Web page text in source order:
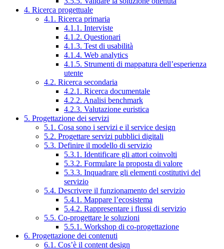
4. Ricerca progettuale
4.1. Ricerca primaria
4.1.1. Interviste
4.1.2. Questionari
4.1.3. Test di usabilità
4.1.4. Web analytics
4.1.5. Strumenti di mappatura dell’esperienza
utente
4.2. Ricerca secondaria
4.2.1. Ricerca documentale
4.2.2. Analisi benchmark
4.2.3. Valutazione euristica
5. Progettazione dei servizi
5.1. Cosa sono i servizi e il service design
5.2. Progettare servizi pubblici digitali
5.3. Definire il modello di servizio
5.3.1. Identificare gli attori coinvolti
5.3.2. Formulare la proposta di valore
5.3.3. Inquadrare gli elementi costitutivi del
servizio
5.4. Descrivere il funzionamento del servizio
5.4.1. Mappare l’ecosistema
5.4.2. Rappresentare i flussi di servizio
5.5. Co-progettare le soluzioni
5.5.1. Workshop di co-progettazione
6. Progettazione dei contenuti
6.1. Cos’è il content design